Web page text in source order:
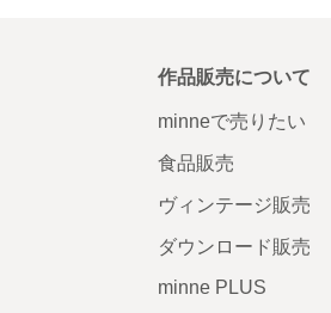
作品販売について
minneで売りたい
食品販売
ヴィンテージ販売
ダウンロード販売
minne PLUS